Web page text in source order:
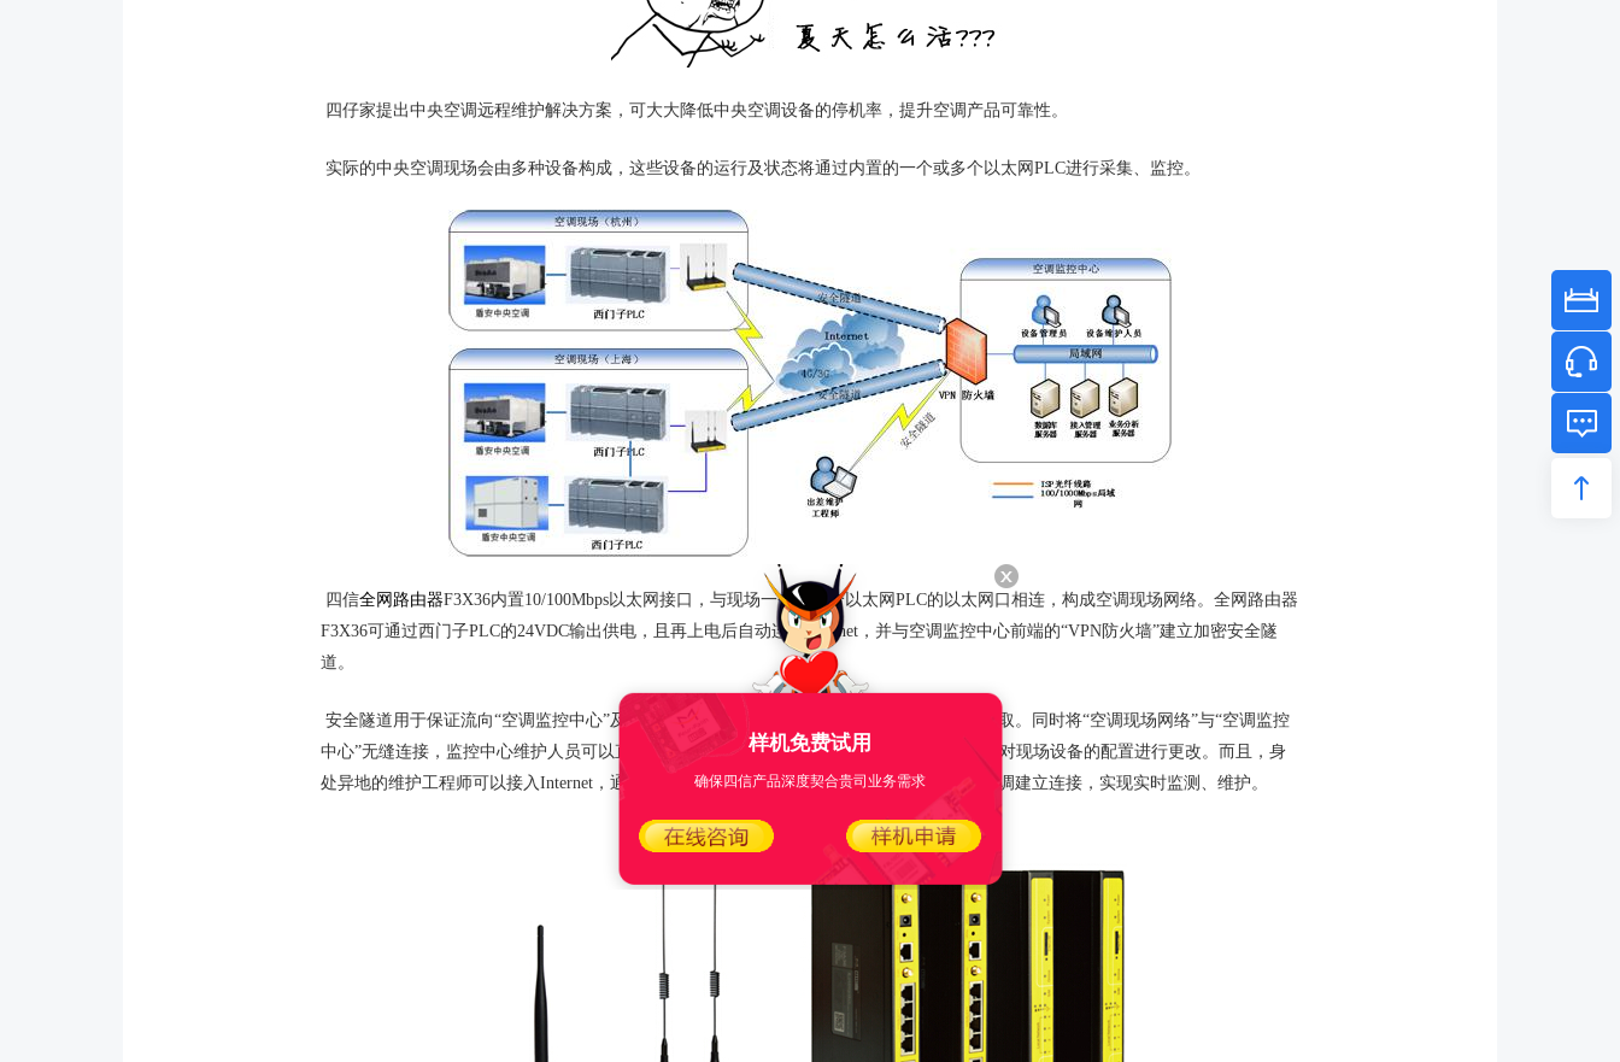
四仔家提出中央空调远程维护解决方案，可大大降低中央空调设备的停机率，提升空调产品可靠性。
实际的中央空调现场会由多种设备构成，这些设备的运行及状态将通过内置的一个或多个以太网PLC进行采集、监控。
四信全网路由器F3X36内置10/100Mbps以太网接口，与现场一个或多个以太网PLC的以太网口相连，构成空调现场网络。全网路由器
F3X36可通过西门子PLC的24VDC输出供电，且再上电后自动连接Internet，并与空调监控中心前端的“VPN防火墙”建立加密安全隧
道。
安全隧道用于保证流向“空调监控中心”及“空调现场网络”的通讯数据不被Internet非法用户获取。同时将“空调现场网络”与“空调监控
中心”无缝连接，监控中心维护人员可以直接通过访问“空调现场网络”中设备的实际IP地址，对现场设备的配置进行更改。而且，身
处异地的维护工程师可以接入Internet，通过空调监控中心的安全认证，与客户现场的中央空调建立连接，实现实时监测、维护。
样机免费试用
确保四信产品深度契合贵司业务需求